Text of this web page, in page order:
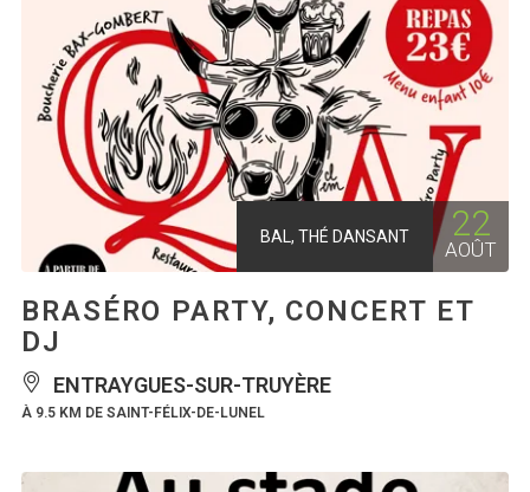
BAL, THÉ DANSANT 22
AOÛT
BRASÉRO PARTY, CONCERT ET
DJ
ENTRAYGUES-SUR-TRUYÈRE
À 9.5 KM DE SAINT-FÉLIX-DE-LUNEL